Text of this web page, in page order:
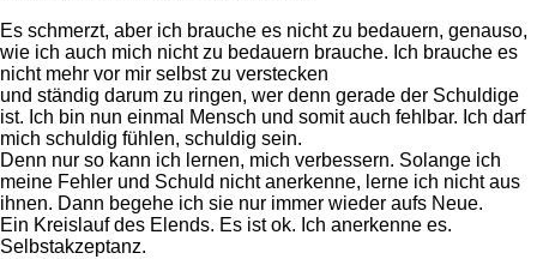
Es schmerzt, aber ich brauche es nicht zu bedauern, genauso,
wie ich auch mich nicht zu bedauern brauche. Ich brauche es
nicht mehr vor mir selbst zu verstecken
und ständig darum zu ringen, wer denn gerade der Schuldige
ist. Ich bin nun einmal Mensch und somit auch fehlbar. Ich darf
mich schuldig fühlen, schuldig sein.
Denn nur so kann ich lernen, mich verbessern. Solange ich
meine Fehler und Schuld nicht anerkenne, lerne ich nicht aus
ihnen. Dann begehe ich sie nur immer wieder aufs Neue.
Ein Kreislauf des Elends. Es ist ok. Ich anerkenne es.
Selbstakzeptanz.